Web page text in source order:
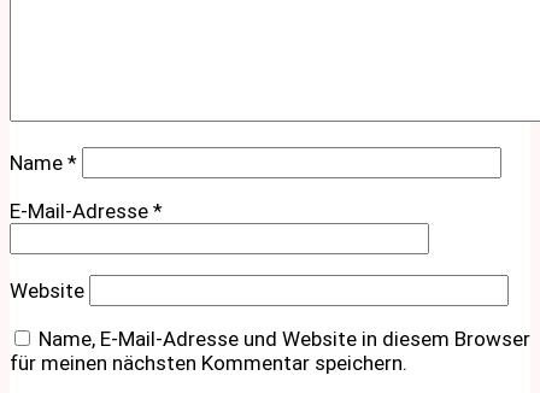
Name *
E-Mail-Adresse *
Website
Name, E-Mail-Adresse und Website in diesem Browser
für meinen nächsten Kommentar speichern.